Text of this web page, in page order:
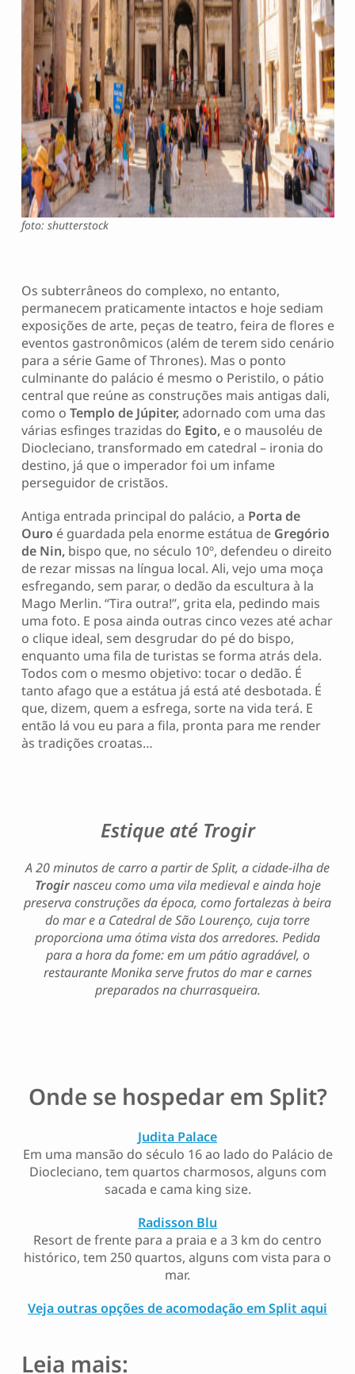
foto: shutterstock
Os subterrâneos do complexo, no entanto,
permanecem praticamente intactos e hoje sediam
exposições de arte, peças de teatro, feira de flores e
eventos gastronômicos (além de terem sido cenário
para a série Game of Thrones). Mas o ponto
culminante do palácio é mesmo o Peristilo, o pátio
central que reúne as construções mais antigas dali,
como o Templo de Júpiter,adornado com uma das
várias esfinges trazidas do Egito,e o mausoléu de
Diocleciano, transformado em catedral – ironia do
destino, já que o imperador foi um infame
perseguidor de cristãos.
Antiga entrada principal do palácio, a Porta de
Ouro é guardada pela enorme estátua de Gregório
de Nin,bispo que, no século 10º, defendeu o direito
de rezar missas na língua local. Ali, vejo uma moça
esfregando, sem parar, o dedão da escultura à la
Mago Merlin. “Tira outra!”, grita ela, pedindo mais
uma foto. E posa ainda outras cinco vezes até achar
o clique ideal, sem desgrudar do pé do bispo,
enquanto uma fila de turistas se forma atrás dela.
Todos com o mesmo objetivo: tocar o dedão. É
tanto afago que a estátua já está até desbotada. É
que, dizem, quem a esfrega, sorte na vida terá. E
então lá vou eu para a fila, pronta para me render
às tradições croatas…
Estique até Trogir
A 20 minutos de carro a partir de Split, a cidade-ilha de
Trogirnasceu como uma vila medieval e ainda hoje
preserva construções da época, como fortalezas à beira
do mar e a Catedral de São Lourenço, cuja torre
proporciona uma ótima vista dos arredores. Pedida
para a hora da fome: em um pátio agradável, o
restaurante Monika serve frutos do mar e carnes
preparados na churrasqueira.
Onde se hospedar em Split?
Judita Palace
Em uma mansão do século 16 ao lado do Palácio de
Diocleciano, tem quartos charmosos, alguns com
sacada e cama king size.
Radisson Blu
Resort de frente para a praia e a 3 km do centro
histórico, tem 250 quartos, alguns com vista para o
mar.
Veja outras opções de acomodação em Split aqui
Leia mais: